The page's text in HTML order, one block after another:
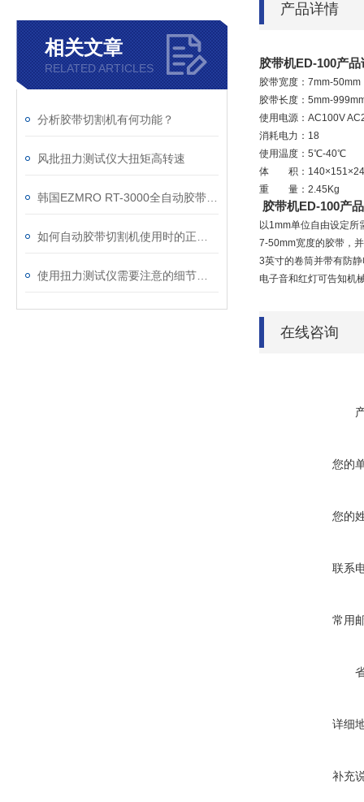
相关文章
RELATED ARTICLES
分析胶带切割机有何功能？
风批扭力测试仪大扭矩高转速
产品详情
胶带机ED-100产
胶带宽度：7mm-50mm
胶带长度：5mm-
使用电源：AC100V
消耗电力：18
使用温度：5℃-40℃
体 积：
重 量：2.45Kg
胶带机ED-100产
以1mm单位自由设定所
7-50mm宽度的胶带，
3英寸的卷筒并带有防
电子音和红灯可告知机
在线咨询
您的
您的
联系
常用
详细
补充